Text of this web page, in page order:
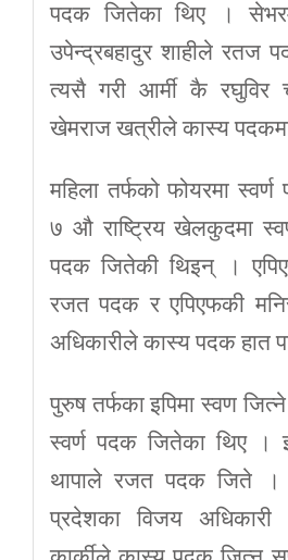
पदक जितेका थिए ।
उपेन्द्रबहादुर शाहीले रतज
त्यसै गरी आर्मी कै रघुविर
खेमराज खत्रीले कास्य पदकमा
महिला तर्फको फोयरमा
७ औ राष्ट्रिय खेलकुदमा
पदक जितेकी थिइन् ।
रजत पदक र एपिएफकी
अधिकारीले कास्य पदक हात
पुरुष तर्फका इपिमा स्वण
स्वर्ण पदक जितेका थिए ।
थापाले रजत पदक जिते ।
प्रदेशका विजय अधिकारी